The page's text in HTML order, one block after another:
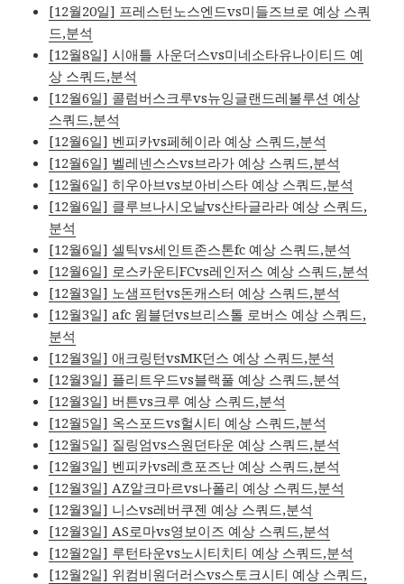
[12월20일] 프레스턴노스엔드vs미들즈브로 예상 스쿼
드,분석
[12월8일] 시애틀 사운더스vs미네소타유나이티드 예
상 스쿼드,분석
[12월6일] 콜럼버스크루vs뉴잉글랜드레볼루션 예상
스쿼드,분석
[12월6일] 벤피카vs페헤이라 예상 스쿼드,분석
[12월6일] 벨레넨스스vs브라가 예상 스쿼드,분석
[12월6일] 히우아브vs보아비스타 예상 스쿼드,분석
[12월6일] 클루브나시오날vs산타글라라 예상 스쿼드,
분석
[12월6일] 셀틱vs세인트존스톤fc 예상 스쿼드,분석
[12월6일] 로스카운티FCvs레인저스 예상 스쿼드,분석
[12월3일] 노샘프턴vs돈캐스터 예상 스쿼드,분석
[12월3일] afc 윔블던vs브리스톨 로버스 예상 스쿼드,
분석
[12월3일] 애크링턴vsMK던스 예상 스쿼드,분석
[12월3일] 플리트우드vs블랙풀 예상 스쿼드,분석
[12월3일] 버튼vs크루 예상 스쿼드,분석
[12월5일] 옥스포드vs헐시티 예상 스쿼드,분석
[12월5일] 질링엄vs스원던타운 예상 스쿼드,분석
[12월3일] 벤피카vs레흐포즈난 예상 스쿼드,분석
[12월3일] AZ알크마르vs나폴리 예상 스쿼드,분석
[12월3일] 니스vs레버쿠젠 예상 스쿼드,분석
[12월3일] AS로마vs영보이즈 예상 스쿼드,분석
[12월2일] 루턴타운vs노시티치티 예상 스쿼드,분석
[12월2일] 위컴비원더러스vs스토크시티 예상 스쿼드,